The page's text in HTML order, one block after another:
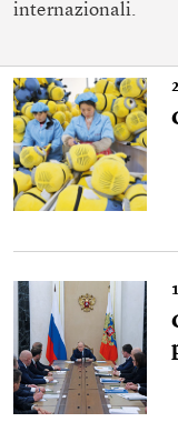
internazionali.
2